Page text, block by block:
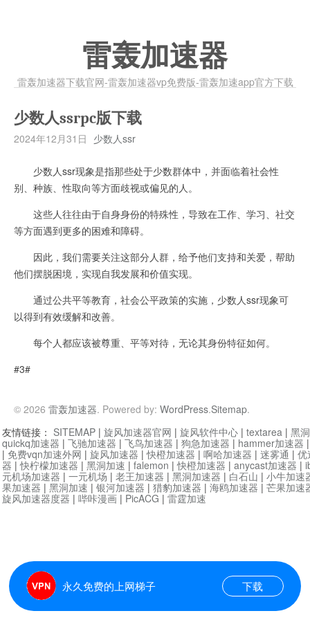
雷轰加速器
雷轰加速器下载官网-雷轰加速器vp免费版-雷轰加速app官方下载
少数人ssrpc版下载
2024年12月31日 少数人ssr
少数人ssr现象是指那些处于少数群体中，并面临着社会性
别、种族、性取向等方面歧视或偏见的人。
这些人往往由于自身身份的特殊性，导致在工作、学习、社交
等方面遇到更多的困难和障碍。
因此，我们需要关注这部分人群，给予他们支持和关爱，帮助
他们摆脱困境，实现自我发展和价值实现。
通过公共平等教育，社会公平政策的实施，少数人ssr现象可
以得到有效缓解和改善。
每个人都应该被尊重、平等对待，无论其身份特征如何。
#3#
© 2026 雷轰加速器. Powered by: WordPress.Sitemap.
永久免费的上网梯子 下载
友情链接： SITEMAP | 旋风加速器官网 | 旋风软件中心 | textarea | 黑
quickq加速器 | 飞驰加速器 | 飞鸟加速器 | 狗急加速器 | hammer加速器
| 免费vqn加速外网 | 旋风加速器 |快橙加速器 | 啊哈加速器 | 迷雾通 | 优
器 |快柠檬加速器 | 黑洞加速 | falemon |快橙加速器 | anycast加速器 |
元机场加速器 | 一元机场 | 老王加速器 | 黑洞加速器 | 白石山 | 小牛加速
果加速器 | 黑洞加速 | 银河加速器 | 猎豹加速器 | 海鸥加速器 | 芒果加速
旋风加速器度器 | 哔咔漫画 | PicACG | 雷霆加速